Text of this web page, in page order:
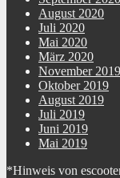
August 2020
Juli 2020
Mai 2020
März 2020
November 2019
Oktober 2019
August 2019
Juli 2019
Juni 2019
Mai 2019
*Hinweis von